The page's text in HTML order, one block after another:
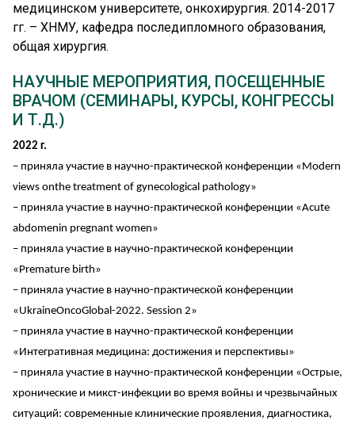
британский нейрохирург Генри Марш считал
величайшим достижением хирурга пациентов,
которые выздоровели и забыли о нем. Именно в
смысл работы каждого оперирующего специалиста.
Победами в собственной профессиональной сфере
врач считает успешно проведённые операции,
работа онколога-маммолога, онкохирурга требует
высокой концентрации, стрессоустойчивости и
постоянного восстановления сил. И такое место силы
для молодого врача – ЕРЦ. Это дружественная
команда единомышленников, которая поддерживает,
вдохновляет и придает энергии для каждой новой
операции.
медицинском университете, онкохирургия. 2014-2017
гг. – ХНМУ, кафедра последипломного образования,
общая хирургия.
НАУЧНЫЕ МЕРОПРИЯТИЯ, ПОСЕЩЕННЫЕ
ВРАЧОМ (СЕМИНАРЫ, КУРСЫ, КОНГРЕССЫ
И Т.Д.)
2022 г.
– приняла участие в научно-практической конференции «Modern
views onthe treatment of gynecological pathology»
– приняла участие в научно-практической конференции «Acute
abdomenin pregnant women»
– приняла участие в научно-практической конференции
«Premature birth»
– приняла участие в научно-практической конференции
«UkraineOncoGlobal-2022. Session 2»
– приняла участие в научно-практической конференции
«Интегративная медицина: достижения и перспективы»
– приняла участие в научно-практической конференции «Острые,
хронические и микст-инфекции во время войны и чрезвычайных
ситуаций: современные клинические проявления, диагностика,